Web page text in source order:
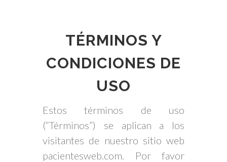
TÉRMINOS Y
CONDICIONES DE
USO
Estos términos de uso
(“Términos”) se aplican a los
visitantes de nuestro sitio web
pacientesweb.com. Por favor